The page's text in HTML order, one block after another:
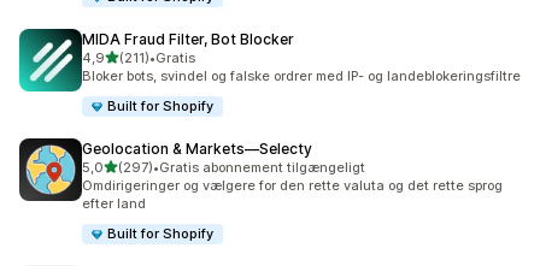
MIDA Fraud Filter, Bot Blocker
4,9ud af 5 stjerner
(211)
211 anmeldelser i alt
•Gratis
Bloker bots, svindel og falske ordrer med IP- og landeblokeringsfiltre
Built for Shopify
Geolocation & Markets—Selecty
5,0ud af 5 stjerner
(297)
297 anmeldelser i alt
•Gratis abonnement tilgængeligt
Omdirigeringer og vælgere for den rette valuta og det rette sprog
efter land
Built for Shopify